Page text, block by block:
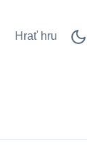
Hrať hru